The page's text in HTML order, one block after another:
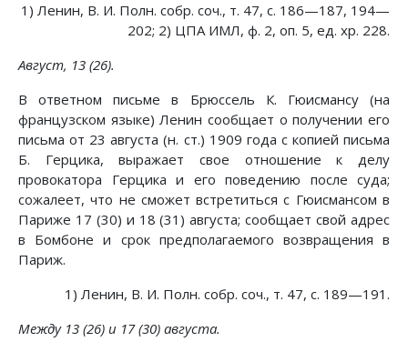
1) Ленин, В. И. Полн. собр. соч., т. 47, с. 186—187, 194—
202; 2) ЦПА ИМЛ, ф. 2, оп. 5, ед. хр. 228.
Август, 13 (26).
В ответном письме в Брюссель К. Гюисмансу (на
французском языке) Ленин сообщает о получении его
письма от 23 августа (н. ст.) 1909 года с копией письма
Б. Герцика, выражает свое отношение к делу
провокатора Герцика и его поведению после суда;
сожалеет, что не сможет встретиться с Гюисмансом в
Париже 17 (30) и 18 (31) августа; сообщает свой адрес
в Бомбоне и срок предполагаемого возвращения в
Париж.
1) Ленин, В. И. Полн. собр. соч., т. 47, с. 189—191.
Между 13 (26) и 17 (30) августа.